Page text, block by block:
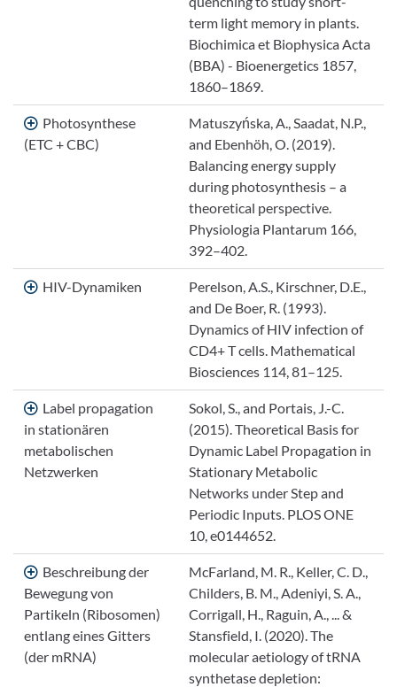
term light memory in plants.
Biochimica et Biophysica Acta
(BBA) - Bioenergetics 1857,
1860–1869.
Photosynthese
(ETC + CBC)
Matuszyńska, A., Saadat, N.P.,
and Ebenhöh, O. (2019).
Balancing energy supply
during photosynthesis – a
theoretical perspective.
Physiologia Plantarum 166,
392–402.
HIV-Dynamiken
Perelson, A.S., Kirschner, D.E.,
and De Boer, R. (1993).
Dynamics of HIV infection of
CD4+ T cells. Mathematical
Biosciences 114, 81–125.
Label propagation
in stationären
metabolischen
Netzwerken
Sokol, S., and Portais, J.-C.
(2015). Theoretical Basis for
Dynamic Label Propagation in
Stationary Metabolic
Networks under Step and
Periodic Inputs. PLOS ONE
10, e0144652.
Beschreibung der
Bewegung von
Partikeln (Ribosomen)
entlang eines Gitters
(der mRNA)
McFarland, M. R., Keller, C. D.,
Childers, B. M., Adeniyi, S. A.,
Corrigall, H., Raguin, A., ... &
Stansfield, I. (2020). The
molecular aetiology of tRNA
synthetase depletion: